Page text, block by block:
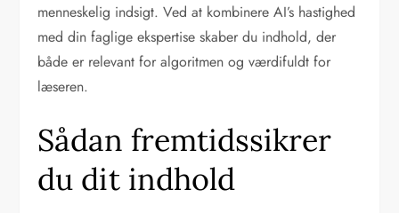
menneskelig indsigt. Ved at kombinere AI’s hastighed
med din faglige ekspertise skaber du indhold, der
både er relevant for algoritmen og værdifuldt for
læseren.
Sådan fremtidssikrer
du dit indhold